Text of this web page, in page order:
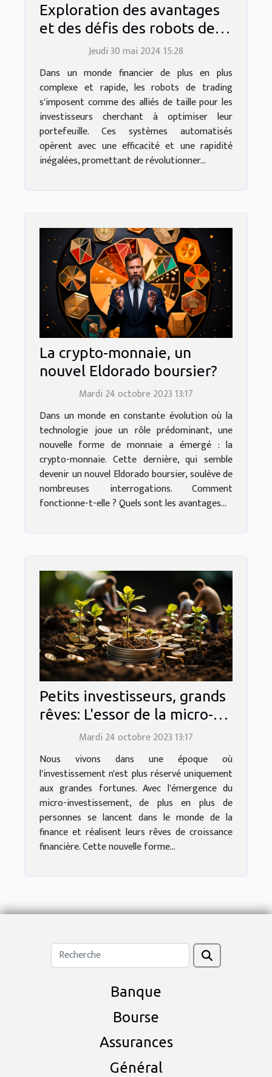
Exploration des avantages
et des défis des robots de
trading pour l'optimisation
Jeudi 30 mai 2024 15:28
Dans un monde financier de plus en plus
complexe et rapide, les robots de trading
s'imposent comme des alliés de taille pour les
investisseurs cherchant à optimiser leur
portefeuille. Ces systèmes automatisés
opèrent avec une efficacité et une rapidité
inégalées, promettant de révolutionner...
La crypto-monnaie, un
nouvel Eldorado boursier?
Mardi 24 octobre 2023 13:17
Dans un monde en constante évolution où la
technologie joue un rôle prédominant, une
nouvelle forme de monnaie a émergé : la
crypto-monnaie. Cette dernière, qui semble
devenir un nouvel Eldorado boursier, soulève de
nombreuses interrogations. Comment
fonctionne-t-elle ? Quels sont les avantages...
Petits investisseurs, grands
rêves: L'essor de la micro-
investissement
Mardi 24 octobre 2023 13:17
Nous vivons dans une époque où
l'investissement n'est plus réservé uniquement
aux grandes fortunes. Avec l'émergence du
micro-investissement, de plus en plus de
personnes se lancent dans le monde de la
finance et réalisent leurs rêves de croissance
financière. Cette nouvelle forme...
Banque
Bourse
Assurances
Général